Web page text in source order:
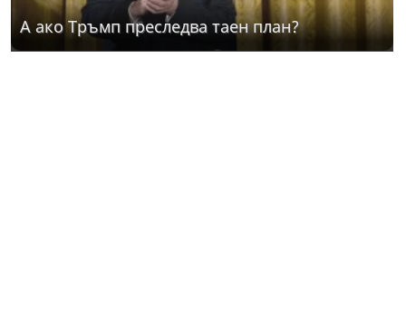
А ако Тръмп преследва таен план?